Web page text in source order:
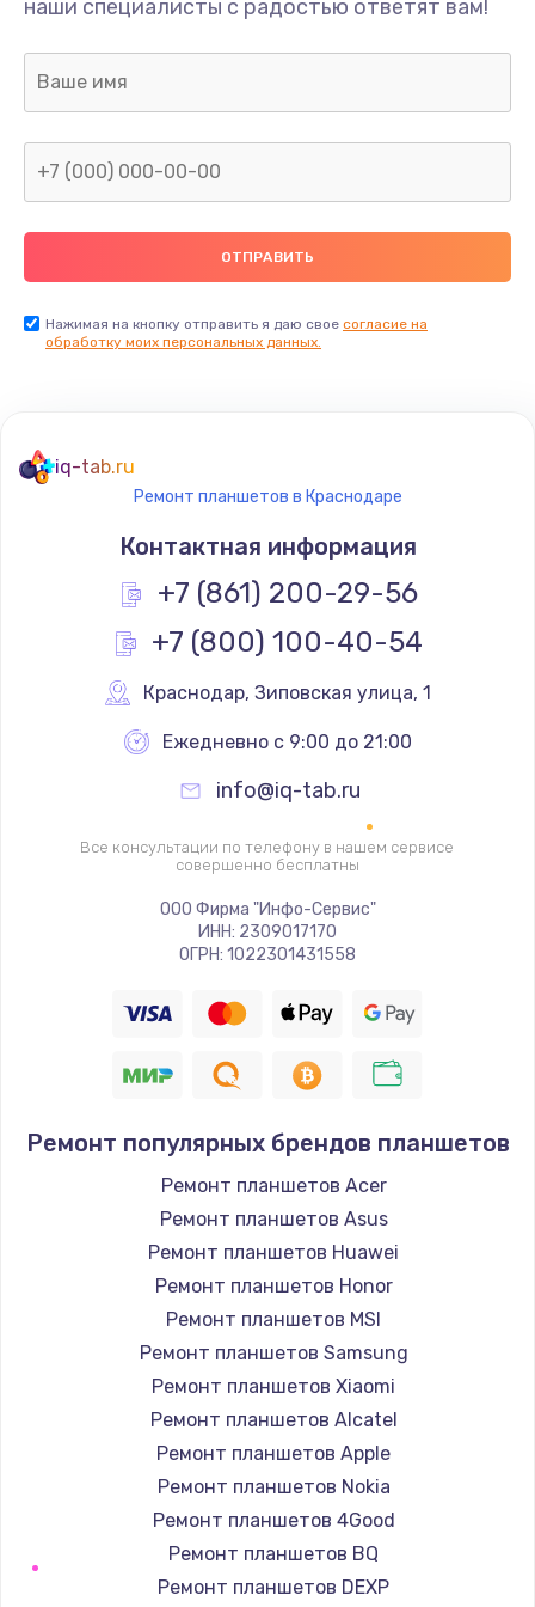
Заказать
Замена вибро элемента
Заказать
Восстановление дорожек платы
Заказать
350 руб.
Заказать
Настройка программного обеспечения
Заказать
Прошивка устройства (с сохранением данных)
3300 руб.
Заказать
Прошивка устройства (без сохранения данных)
550 руб.
Заказать
Замена лотка Flash
750 руб.
Замена лотка SIM
790 руб.
Замена северного моста
2300 руб.
Восстановление данных
наши специалисты с радостью ответят вам!
Нажимая на кнопку отправить я даю свое согласие на
обработку моих персональных данных.
iq-tab.ru
Ремонт планшетов в Краснодаре
Контактная информация
+7 (861) 200-29-56
+7 (800) 100-40-54
Краснодар, Зиповская улица, 1
Ежедневно с 9:00 до 21:00
info@iq-tab.ru
Все консультации по телефону в нашем сервисе
совершенно бесплатны
ООО Фирма "Инфо-Сервис"
ИНН: 2309017170
ОГРН: 1022301431558
Ремонт популярных брендов планшетов
Ремонт планшетов Acer
Ремонт планшетов Asus
Ремонт планшетов Huawei
Ремонт планшетов Honor
Ремонт планшетов MSI
Ремонт планшетов Samsung
Ремонт планшетов Xiaomi
Ремонт планшетов Alcatel
Ремонт планшетов Apple
Ремонт планшетов Nokia
Ремонт планшетов 4Good
Ремонт планшетов BQ
Ремонт планшетов DEXP